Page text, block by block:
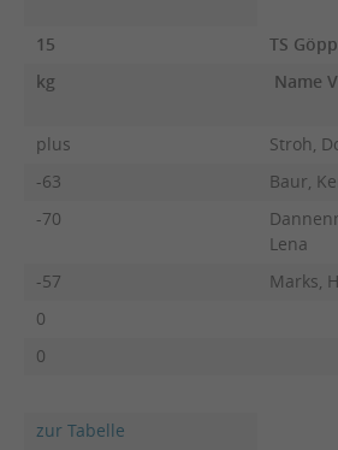
15
TS
kg
Name
plus
Stroh,
-63
Baur,
-70
Lena
-57
Marks,
0
0
zur Tabelle